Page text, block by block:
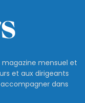
mensuel et
et aux dirigeants
dans